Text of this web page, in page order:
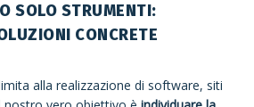
SOLO STRUMENTI:
CONCRETE
alla realizzazione di software, siti